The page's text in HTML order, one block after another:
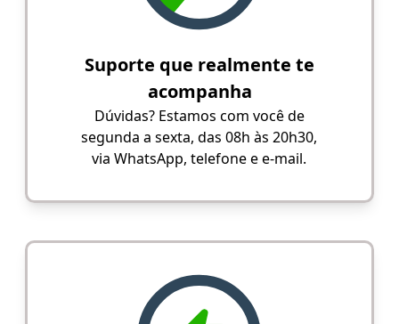
Suporte que realmente te
acompanha
Dúvidas? Estamos com você de
segunda a sexta, das 08h às 20h30,
via WhatsApp, telefone e e-mail.